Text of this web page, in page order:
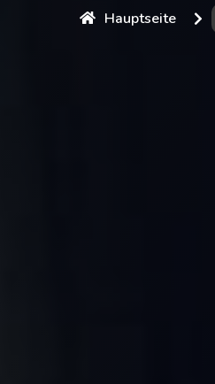
Hauptseite